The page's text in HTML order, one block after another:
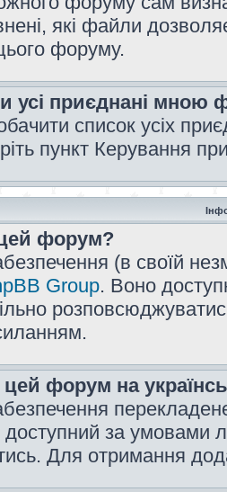
які файли
форуму.
усі приєднані мною
список усіх
пункт Керування
форум?
(в своїй
Group. Воно
форум на
за умовами
Для отримання